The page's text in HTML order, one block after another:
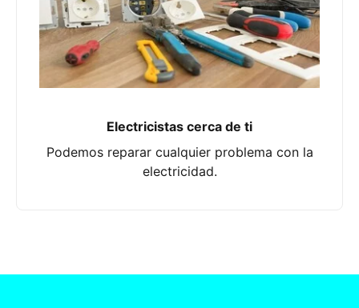
Electricistas cerca de ti
Podemos reparar cualquier problema con la
electricidad.